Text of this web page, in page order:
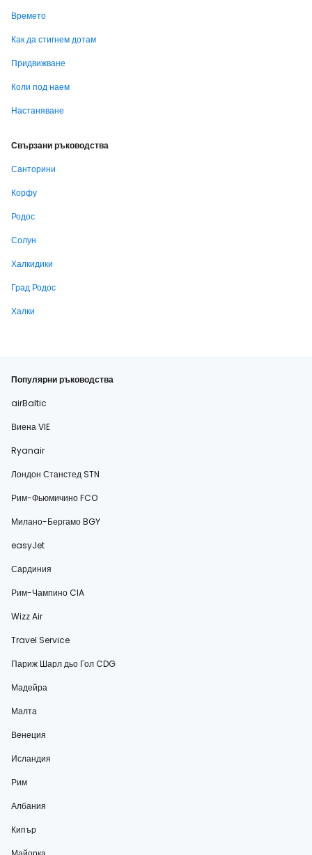
Времето
Как да стигнем дотам
Придвижване
Коли под наем
Настаняване
Свързани ръководства
Санторини
Корфу
Родос
Солун
Халкидики
Град Родос
Халки
Популярни ръководства
airBaltic
Виена VIE
Ryanair
Лондон Станстед STN
Рим-Фьюмичино FCO
Милано-Бергамо BGY
easyJet
Сардиния
Рим-Чампино CIA
Wizz Air
Travel Service
Париж Шарл дьо Гол CDG
Мадейра
Малта
Венеция
Исландия
Рим
Албания
Кипър